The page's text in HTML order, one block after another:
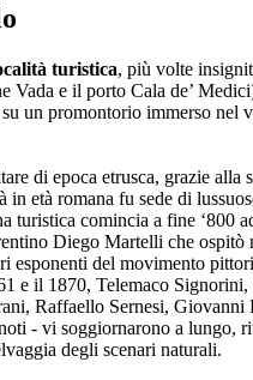
turistica, più volte
Vada e il porto Cala de’
un promontorio immerso nel
di epoca etrusca, grazie alla
in età romana fu sede di
turistica comincia a fine ‘800
Diego Martelli che ospitò
esponenti del movimento
e il 1870, Telemaco Signorini,
Raffaello Sernesi, Giovanni
- vi soggiornarono a lungo,
degli scenari naturali.